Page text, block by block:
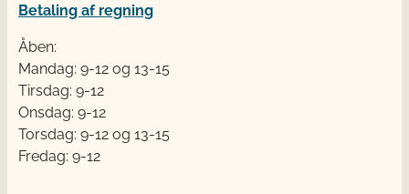
Betaling af regning
Åben:
Mandag: 9-12 og 13-15
Tirsdag: 9-12
Onsdag: 9-12
Torsdag: 9-12 og 13-15
Fredag: 9-12